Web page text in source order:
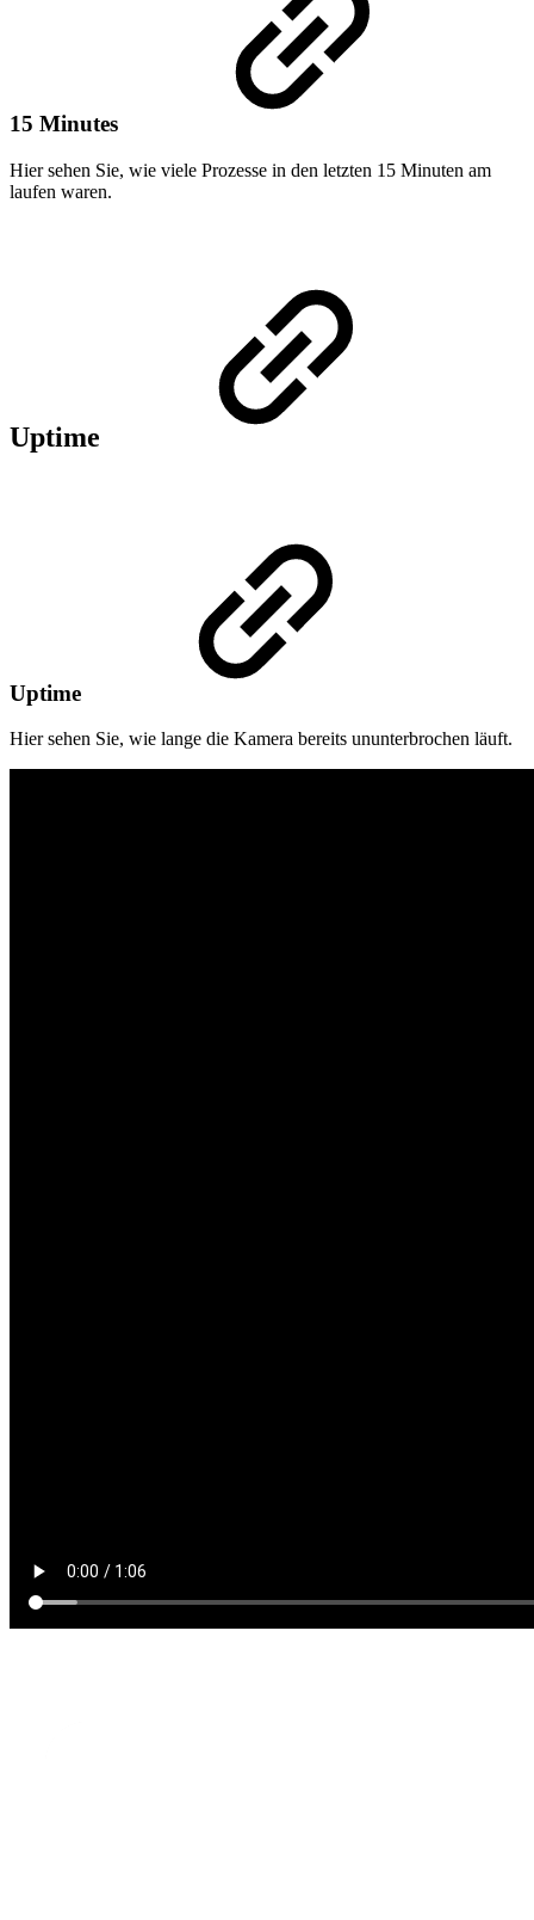
15 Minutes
Hier sehen Sie, wie viele Prozesse in den letzten 15 Minuten am
laufen waren.
Uptime
Uptime
Hier sehen Sie, wie lange die Kamera bereits ununterbrochen läuft.